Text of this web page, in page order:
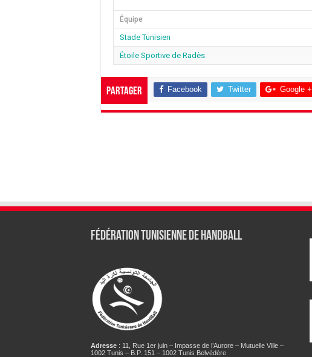
Équipe
Stade Tunisien
Étoile Sportive de Radès
Partager Facebook Twitter Google +
Fédération tunisienne de Handball
Adresse: 11, Rue 1er juin – Impasse de l’Aurore – Mutuelle Ville –
1002 Tunis – B.P. 151 – 1002 Tunis Belvédère